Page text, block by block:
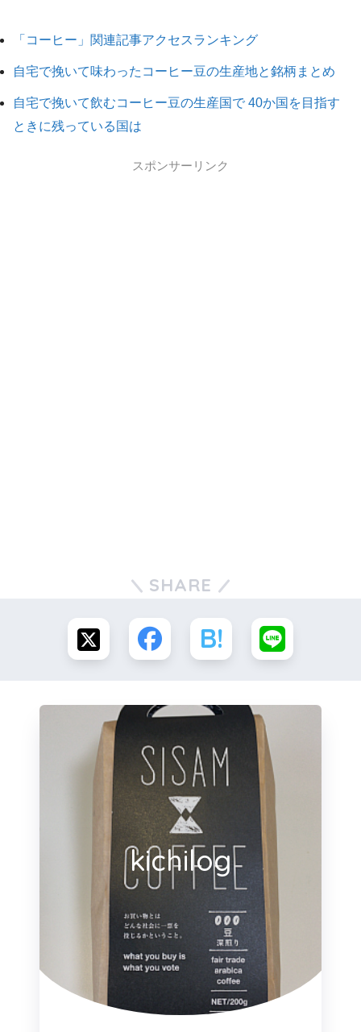
「コーヒー」関連記事アクセスランキング
自宅で挽いて味わったコーヒー豆の生産地と銘柄まとめ
自宅で挽いて飲むコーヒー豆の生産国で 40か国を目指す
ときに残っている国は
スポンサーリンク
SHARE
kichilog